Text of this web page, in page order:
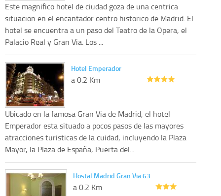
Este magnifico hotel de ciudad goza de una centrica
situacion en el encantador centro historico de Madrid. El
hotel se encuentra a un paso del Teatro de la Opera, el
Palacio Real y Gran Via. Los ...
Hotel Emperador
a 0.2 Km
Ubicado en la famosa Gran Via de Madrid, el hotel
Emperador esta situado a pocos pasos de las mayores
atracciones turisticas de la cuidad, incluyendo la Plaza
Mayor, la Plaza de España, Puerta del...
Hostal Madrid Gran Via 63
a 0.2 Km